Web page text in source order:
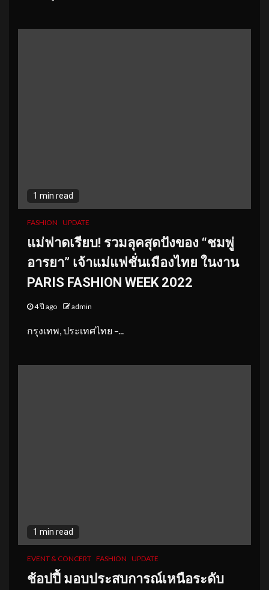
1 min read
FASHION UPDATE
แม่ฟาดเรียบ! รวมลุคสุดปังของ “ชมพู่
อารยา” เจ้าแม่แฟชั่นเมืองไทย ในงาน
PARIS FASHION WEEK 2022
4 ปี ago admin
กรุงเทพ, ประเทศไทย –...
1 min read
EVENT & CONCERT FASHION UPDATE
ช้อปปี้ มอบประสบการณ์เหนือระดับ